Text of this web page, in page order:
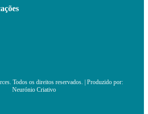
Todos os direitos reservados. | Produzido por:
Neurónio Criativo